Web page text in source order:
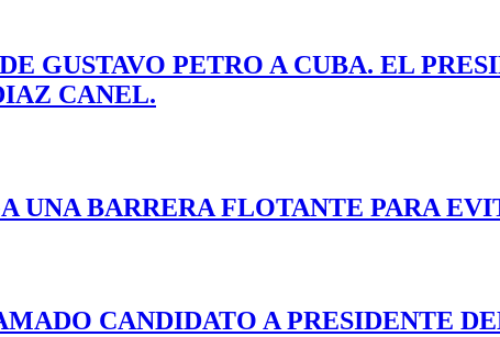
GUSTAVO PETRO A CUBA. EL
CANEL.
UNA BARRERA FLOTANTE PARA
CANDIDATO A PRESIDENTE